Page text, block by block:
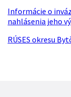
Informácie o
nahlásenia jeho
RÚSES okresu